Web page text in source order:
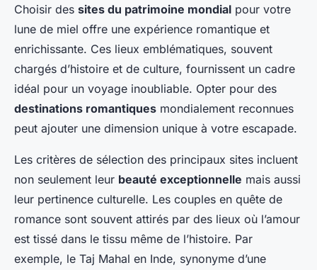
Choisir des sites du patrimoine mondial pour votre
lune de miel offre une expérience romantique et
enrichissante. Ces lieux emblématiques, souvent
chargés d’histoire et de culture, fournissent un cadre
idéal pour un voyage inoubliable. Opter pour des
destinations romantiques mondialement reconnues
peut ajouter une dimension unique à votre escapade.
Les critères de sélection des principaux sites incluent
non seulement leur beauté exceptionnelle mais aussi
leur pertinence culturelle. Les couples en quête de
romance sont souvent attirés par des lieux où l’amour
est tissé dans le tissu même de l’histoire. Par
exemple, le Taj Mahal en Inde, synonyme d’une